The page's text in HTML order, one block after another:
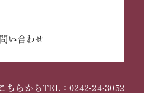
い合わせ
ちらからTEL：0242-24-3052